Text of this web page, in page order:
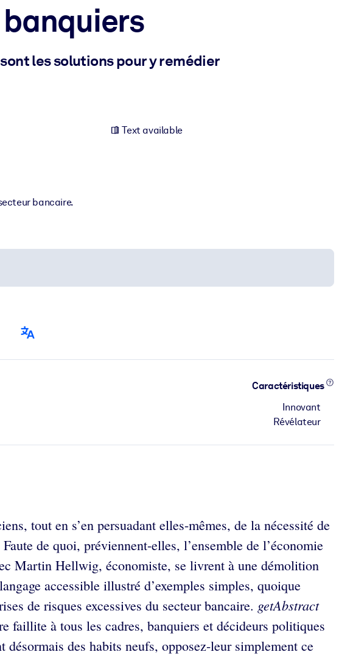
les solutions pour y remédier
Text available
bancaire.
Caractéristiques
Innovant
Révélateur
tout en s’en persuadant elles-mêmes, de la nécessité de
de quoi, préviennent-elles, l’ensemble de l’économie
Martin Hellwig, économiste, se livrent à une démolition
accessible illustré d’exemples simples, quoique
de risques excessives du secteur bancaire. getAbstract
faillite à tous les cadres, banquiers et décideurs politiques
des habits neufs, opposez-leur simplement ce